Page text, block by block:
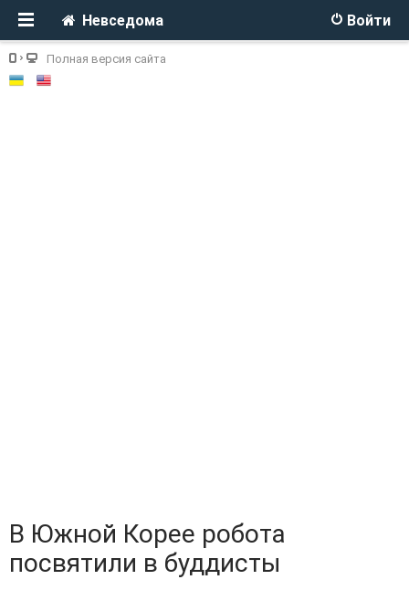
Войти
Невседома
Полная версия сайта
В Южной Корее робота
посвятили в буддисты